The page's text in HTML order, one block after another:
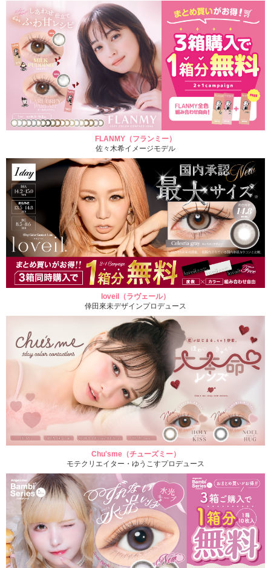
FLANMY（フランミー）
佐々木希イメージモデル
loveil（ラヴェール）
倖田來未デザインプロデュース
Chu'sme（チューズミー）
モテクリエイター・ゆうこすプロデュース